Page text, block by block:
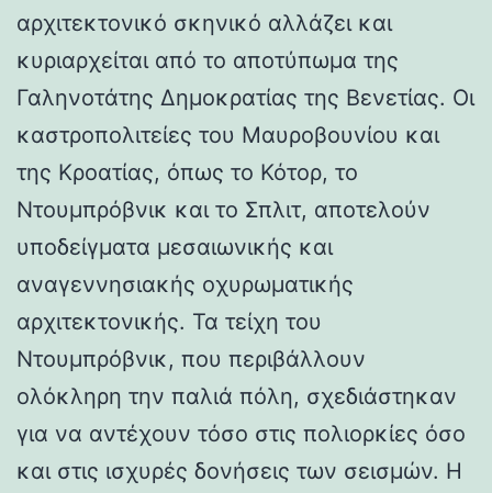
αρχιτεκτονικό σκηνικό αλλάζει και
κυριαρχείται από το αποτύπωμα της
Γαληνοτάτης Δημοκρατίας της Βενετίας. Οι
καστροπολιτείες του Μαυροβουνίου και
της Κροατίας, όπως το Κότορ, το
Ντουμπρόβνικ και το Σπλιτ, αποτελούν
υποδείγματα μεσαιωνικής και
αναγεννησιακής οχυρωματικής
αρχιτεκτονικής. Τα τείχη του
Ντουμπρόβνικ, που περιβάλλουν
ολόκληρη την παλιά πόλη, σχεδιάστηκαν
για να αντέχουν τόσο στις πολιορκίες όσο
και στις ισχυρές δονήσεις των σεισμών. Η